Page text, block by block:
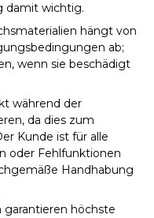
damit wichtig.
hängt von
ab;
wenn sie beschädigt
während der
da dies zum
Kunde ist für alle
oder Fehlfunktionen
Handhabung
garantieren höchste